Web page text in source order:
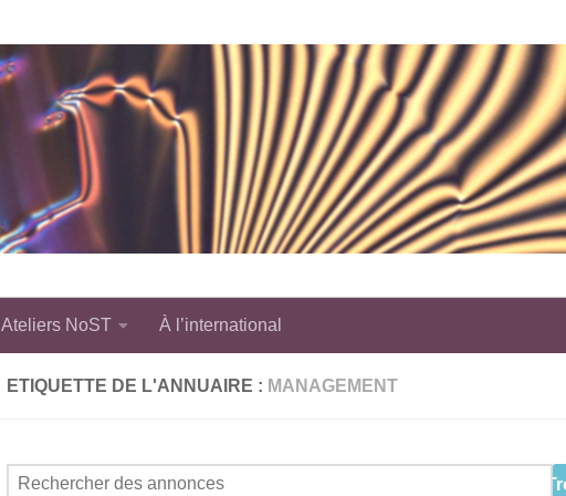
Ateliers NoST À l’international
ETIQUETTE DE L'ANNUAIRE : MANAGEMENT